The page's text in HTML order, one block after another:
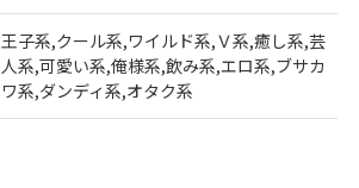
王子系,クール系,ワイルド系,Ｖ系,癒し系,芸
人系,可愛い系,俺様系,飲み系,エロ系,ブサカ
ワ系,ダンディ系,オタク系